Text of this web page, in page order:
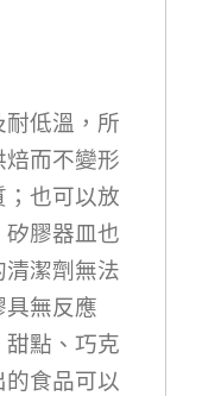
低溫，所
焙而不變形
；也可以放
矽膠器皿也
潔劑無法
具無反應
點、巧克
食品可以